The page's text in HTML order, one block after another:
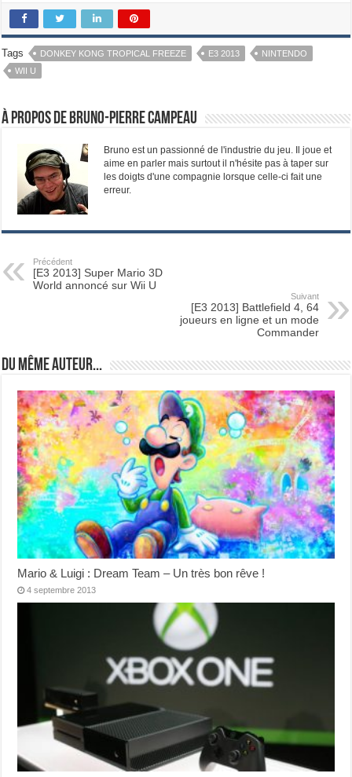
Tags DONKEY KONG TROPICAL FREEZE E3 2013
NINTENDO
WII U
À propos de Bruno-Pierre Campeau
Bruno est un passionné de l'industrie du jeu. Il joue et
aime en parler mais surtout il n'hésite pas à taper sur
les doigts d'une compagnie lorsque celle-ci fait une
erreur.
Précédent
[E3 2013] Super Mario 3D
World annoncé sur Wii U
Suivant
[E3 2013] Battlefield 4, 64
joueurs en ligne et un mode
Commander
Du même auteur...
Mario & Luigi : Dream Team – Un très bon rêve !
4 septembre 2013